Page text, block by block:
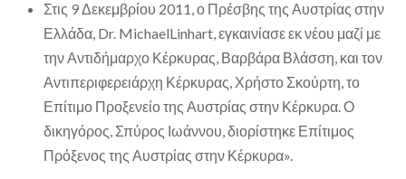
Στις 9 Δεκεμβρίου 2011, ο Πρέσβης της Αυστρίας στην
Ελλάδα, Dr. MichaelLinhart, εγκαινίασε εκ νέου μαζί με
την Αντιδήμαρχο Κέρκυρας, Βαρβάρα Βλάσση, και τον
Αντιπεριφερειάρχη Κέρκυρας, Χρήστο Σκούρτη, το
Επίτιμο Προξενείο της Αυστρίας στην Κέρκυρα. Ο
δικηγόρος, Σπύρος Ιωάννου, διορίστηκε Επίτιμος
Πρόξενος της Αυστρίας στην Κέρκυρα».